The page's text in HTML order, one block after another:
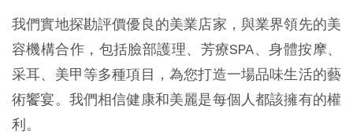
我們實地探勘評價優良的美業店家，與業界領先的美
容機構合作，包括臉部護理、芳療SPA、身體按摩、
采耳、美甲等多種項目，為您打造一場品味生活的藝
術饗宴。我們相信健康和美麗是每個人都該擁有的權
利。